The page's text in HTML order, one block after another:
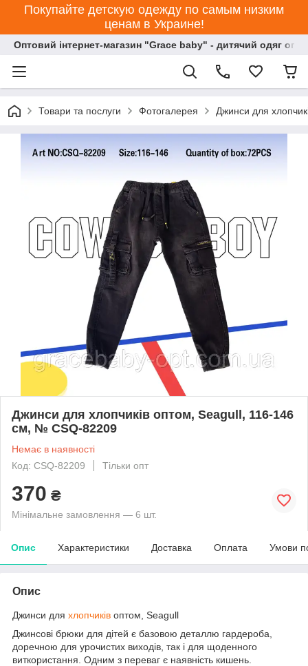
Покупайте детскую одежду по самым низким
ценам в Украине!
Оптовий інтернет-магазин "Grace baby" - дитячий одяг
Товари та послуги Фотогалерея Джинси для
Джинси для хлопчиків оптом, Seagull, 116-146
см, № CSQ-82209
Немає в наявності
Код: CSQ-82209
Тільки опт
370 ₴
Мінімальне замовлення — 6 шт.
Опис Характеристики Доставка Оплата Умови
Опис
Джинси для хлопчиків оптом, Seagull
Джинсові брюки для дітей є базовою деталлю гардероба,
доречною для урочистих виходів, так і для щоденного
виткористання. Одним з переваг є наявність кишень.